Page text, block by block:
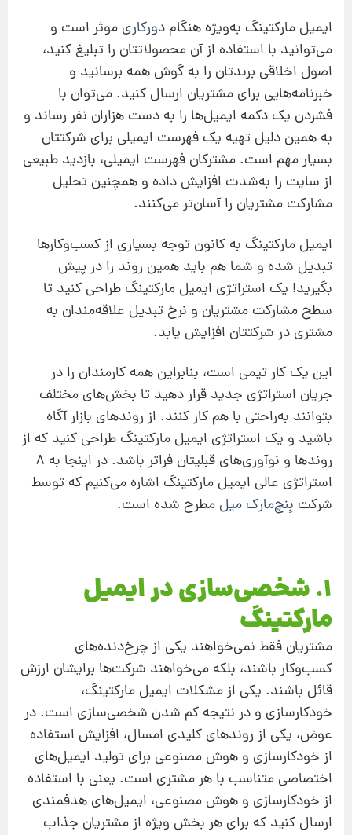
ایمیل مارکتینگ به‌ویژه هنگام دورکاری موثر است و
می‌توانید با استفاده از آن محصولاتتان را تبلیغ کنید،
اصول اخلاقی برندتان را به گوش همه برسانید و
خبرنامه‌هایی برای مشتریان ارسال کنید. می‌توان با
فشردن یک دکمه ایمیل‌ها را به دست هزاران نفر رساند و
به همین دلیل تهیه یک فهرست ایمیلی برای شرکتتان
بسیار مهم است. مشترکان فهرست ایمیلی، بازدید طبیعی
از سایت را به‌شدت افزایش داده و همچنین تحلیل
مشارکت مشتریان را آسان‌تر می‌کنند.
ایمیل مارکتینگ به کانون توجه بسیاری از کسب‌وکارها
تبدیل شده و شما هم باید همین روند را در پیش
بگیرید! یک استراتژی ایمیل مارکتینگ طراحی کنید تا
سطح مشارکت مشتریان و نرخ تبدیل علاقه‌مندان به
مشتری در شرکتتان افزایش یابد.
این یک کار تیمی است، بنابراین همه کارمندان را در
جریان استراتژی جدید قرار دهید تا بخش‌های مختلف
بتوانند به‌راحتی با هم کار کنند. از روندهای بازار آگاه
باشید و یک استراتژی ایمیل مارکتینگ طراحی کنید که از
روندها و نوآوری‌های قبلیتان فراتر باشد. در اینجا به 8
استراتژی عالی ایمیل مارکتینگ اشاره می‌کنیم که توسط
شرکت بِنچ‌مارک میل مطرح شده است.
1. شخصی‌سازی در ایمیل
مارکتینگ
مشتریان فقط نمی‌خواهند یکی از چرخ‌دنده‌های
کسب‌وکار باشند، بلکه می‌خواهند شرکت‌ها برایشان ارزش
قائل باشند. یکی از مشکلات ایمیل مارکتینگ،
خودکارسازی و در نتیجه کم شدن شخصی‌سازی است. در
عوض، یکی از روندهای کلیدی امسال، افزایش استفاده
از خودکارسازی و هوش مصنوعی برای تولید ایمیل‌های
اختصاصی متناسب با هر مشتری است. یعنی با استفاده
از خودکارسازی و هوش مصنوعی، ایمیل‌های هدفمندی
ارسال کنید که برای هر بخش ویژه از مشتریان جذاب